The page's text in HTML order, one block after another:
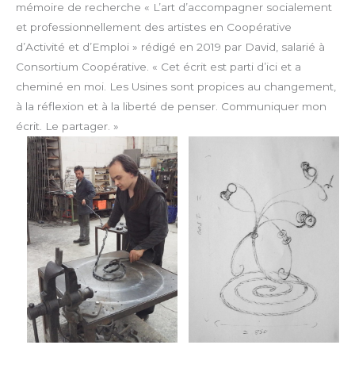
mémoire de recherche « L’art d’accompagner socialement
et professionnellement des artistes en Coopérative
d’Activité et d’Emploi » rédigé en 2019 par David, salarié à
Consortium Coopérative. « Cet écrit est parti d’ici et a
cheminé en moi. Les Usines sont propices au changement,
à la réflexion et à la liberté de penser. Communiquer mon
écrit. Le partager. »